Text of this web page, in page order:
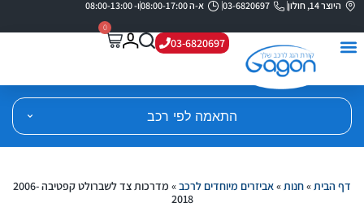
היוצר 14, חולון 03-6820697 א-ה 08:00-17:00 ו- 08:00-13:00
03-6820697
0
התאמה לפי רכב
דף הבית»חנות»אביזרים מיוחדים לרכב»
מדרכות צד לשברולט קפטיבה 2006-
2018